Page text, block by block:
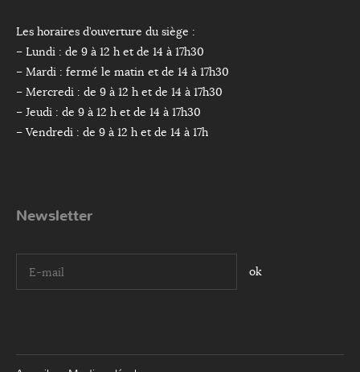
Les horaires d’ouverture du siège :
– Lundi : de 9 à 12 h et de 14 à 17h30
– Mardi : fermé le matin et de 14 à 17h30
– Mercredi : de 9 à 12 h et de 14 à 17h30
– Jeudi : de 9 à 12 h et de 14 à 17h30
– Vendredi : de 9 à 12 h et de 14 à 17h
Newsletter
I agree terms and conditions.*